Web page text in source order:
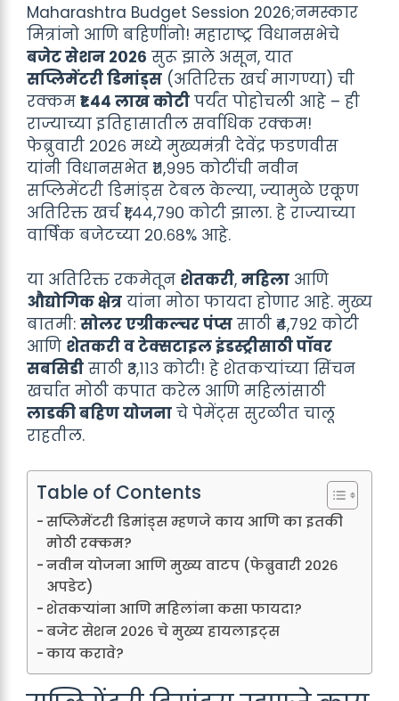
Maharashtra Budget Session 2026;नमस्कार
मित्रांनो आणि बहिणींनो! महाराष्ट्र विधानसभेचे
बजेट सेशन २०२६ सुरू झाले असून, यात
सप्लिमेंटरी डिमांड्स (अतिरिक्त खर्च मागण्या) ची
रक्कम ₹१.४४ लाख कोटी पर्यंत पोहोचली आहे – ही
राज्याच्या इतिहासातील सर्वाधिक रक्कम!
फेब्रुवारी २०२६ मध्ये मुख्यमंत्री देवेंद्र फडणवीस
यांनी विधानसभेत ₹११,९९५ कोटींची नवीन
सप्लिमेंटरी डिमांड्स टेबल केल्या, ज्यामुळे एकूण
अतिरिक्त खर्च ₹१,४४,७९० कोटी झाला. हे राज्याच्या
वार्षिक बजेटच्या २०.६८% आहे.
या अतिरिक्त रकमेतून शेतकरी, महिला आणि
औद्योगिक क्षेत्र यांना मोठा फायदा होणार आहे. मुख्य
बातमी: सोलर एग्रीकल्चर पंप्स साठी ₹४,७९२ कोटी
आणि शेतकरी व टेक्सटाइल इंडस्ट्रीसाठी पॉवर
सबसिडी साठी ₹३,११३ कोटी! हे शेतकऱ्यांच्या सिंचन
खर्चात मोठी कपात करेल आणि महिलांसाठी
लाडकी बहिण योजना चे पेमेंट्स सुरळीत चालू
राहतील.
Table of Contents
सप्लिमेंटरी डिमांड्स म्हणजे काय आणि का इतकी
मोठी रक्कम?
नवीन योजना आणि मुख्य वाटप (फेब्रुवारी २०२६
अपडेट)
शेतकऱ्यांना आणि महिलांना कसा फायदा?
बजेट सेशन २०२६ चे मुख्य हायलाइट्स
काय करावे?